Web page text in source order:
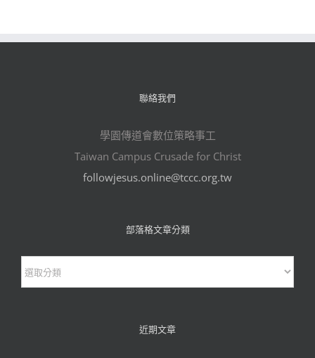
聯絡我們
學園傳道會數位策略事工
Taiwan Campus Crusade for Christ
followjesus.online@tccc.org.tw
部落格文章分類
部
落
近期文章